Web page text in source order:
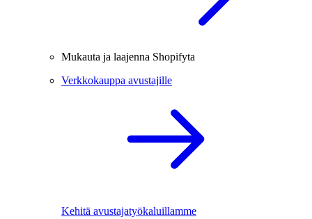
Mukauta ja laajenna Shopifyta
Verkkokauppa avustajille
Kehitä avustajatyökaluillamme